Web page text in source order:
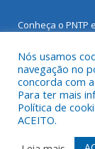
Conheça o PNTP
Todos os
Mapa do Site
Nós usamos
navegação no
concorda com
Para ter mais
Política de
ACEITO.